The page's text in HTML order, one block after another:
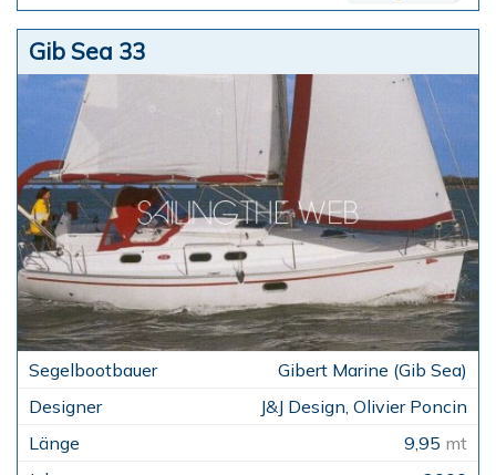
Gib Sea 33
Gibert Marine (Gib Sea)
J&J Design, Olivier Poncin
9,95 mt